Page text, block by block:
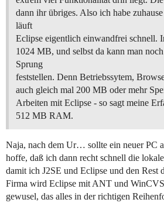
dann ihr übriges. Also ich habe
läuft
Eclipse eigentlich einwandfrei schnell.
1024 MB, und selbst da kann man
Sprung
feststellen. Denn Betriebssytem,
auch gleich mal 200 MB oder mehr
Arbeiten mit Eclipse - so sagt meine
512 MB RAM.
Naja, nach dem Ur… sollte ein neuer PC
hoffe, daß ich dann recht schnell die
damit ich J2SE und Eclipse und den Rest
Firma wird Eclipse mit ANT und WinCVS
gewusel, das alles in der richtigen